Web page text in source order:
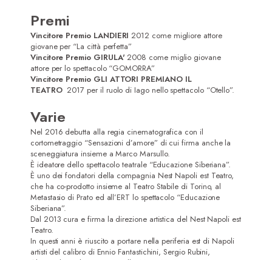
Premi
Vincitore Premio LANDIERI 2012 come migliore attore
giovane per “La città perfetta”
Vincitore Premio GIRULA' 2008 come miglio giovane
attore per lo spettacolo “GOMORRA”
Vincitore Premio GLI ATTORI PREMIANO IL
TEATRO2017 per il ruolo di Iago nello spettacolo “Otello”.
Varie
Nel 2016 debutta alla regia cinematografica con il
cortometraggio “Sensazioni d’amore” di cui firma anche la
sceneggiatura insieme a Marco Marsullo.
È ideatore dello spettacolo teatrale “Educazione Siberiana”.
È uno dei fondatori della compagnia Nest Napoli est Teatro,
che ha co-prodotto insieme al Teatro Stabile di Torino, al
Metastasio di Prato ed all’ERT lo spettacolo “Educazione
Siberiana”.
Dal 2013 cura e firma la direzione artistica del Nest Napoli est
Teatro.
In questi anni è riuscito a portare nella periferia est di Napoli
artisti del calibro di Ennio Fantastichini, Sergio Rubini,